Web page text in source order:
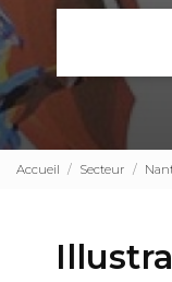
Accueil Secteur